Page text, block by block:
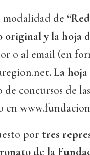
de
y la hoja
o al email (en
. La
concursos de
en
por tres
de la